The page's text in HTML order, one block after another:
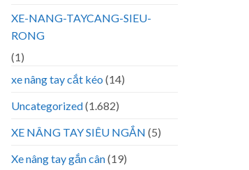
XE-NANG-TAYCANG-SIEU-
RONG
(1)
xe nâng tay cắt kéo (14)
Uncategorized(1.682)
XE NÂNG TAY SIÊU NGẮN (5)
Xe nâng tay gắn cân(19)